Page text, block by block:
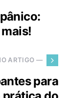
ARTIGO —
para